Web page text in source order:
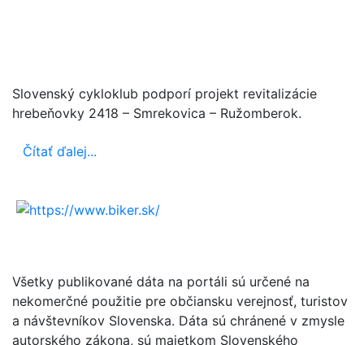
Slovenský cykloklub podporí projekt revitalizácie
hrebeňovky 2418 – Smrekovica – Ružomberok.
Čítať ďalej...
Všetky publikované dáta na portáli sú určené na
nekomerčné použitie pre občiansku verejnosť, turistov
a návštevníkov Slovenska. Dáta sú chránené v zmysle
autorského zákona, sú majetkom Slovenského